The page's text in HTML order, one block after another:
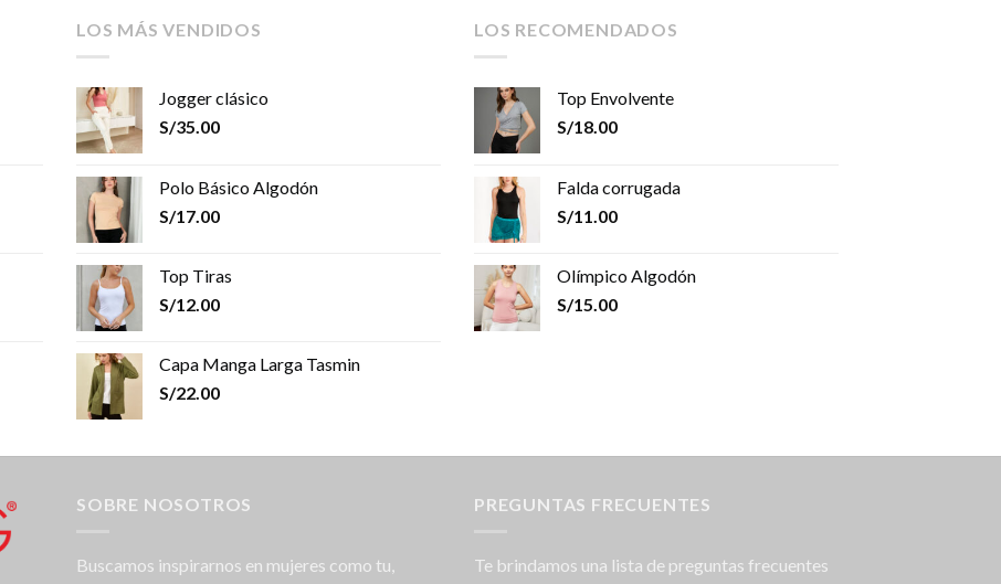
LOS MÁS VENDIDOS
Jogger clásico
S/35.00
Polo Básico Algodón
S/17.00
Top Tiras
S/12.00
Capa Manga Larga Tasmin
S/22.00
LOS RECOMENDADOS
Top Envolvente
S/18.00
Falda corrugada
S/11.00
Olímpico Algodón
S/15.00
SOBRE NOSOTROS
Buscamos inspirarnos en mujeres como tu,
PREGUNTAS FRECUENTES
Te brindamos una lista de preguntas frecuentes